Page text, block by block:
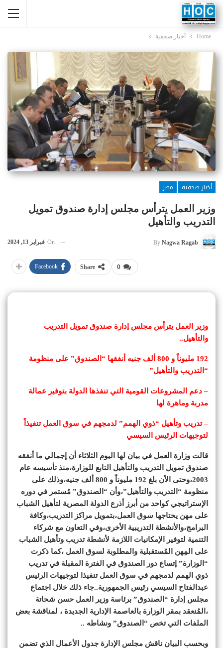
Home أخبار صحفية
أخبار صحفية
مصر
وزير العمل يترأس مجلس إدارة صندوق تمويل
التدريب والتأهيل
By Nagwa Ragab
On فبراير 13, 2024
0
Share
Facebook
وزير العمل يترأس مجلس إدارة صندوق تمويل التدريب
والتأهيل..
192 مليوناً و 800 ألف جنيه أنفقها “الصندوق” على منظومة
“التدريب والتأهيل”
– دعم المشروعات القومية التي تنفذها الدولة بتوفير عمالة
مدربة وماهرة لها
– تدريب وتأهيل “ذوي الهمم” لدمجهم في سوق العمل تنفيذاً
لتوجيهات الرئيس السيسي
قالت وزارة العمل في بيان لها اليوم الثلاثاء أن إجمالي ما أنفقه
صندوق تمويل التدريب والتأهيل التابع للوزارة،منذ تأسيسه عام
2003،وحتى الأن بلغ 192 مليوناً و 800 ألف جنيه،وذلك على
منظومة “التدريب والتأهيل”،وأن “الصندوق” مُستمر في دوره
الإستراتيجي كواحد من أبرز أذرع الدولة المصرية لتأهيل الشباب
على مهن يحتاجها سوق العمل،بتمويل مراكز التدريب،وكافة
البرامج،والأنشطة التدريبية الأخرى،وفي التعاون مع شركاء
التنمية لتوفير الإمكانيات اللازمة لأنشطة تدريب وتأهيل الشباب
على المِهن المُستقبلية والمطلوبة لسوق العمل ،كما ذكرت
“الوزارة” إتساع دور الصندوق في الفترة المقبلة في تدريب
ذوي الهمم لدمجهم في سوق العمل تنفيذا لتوجيهات الرئيس
عبدالفتاح السيسي رئيس الجمهورية..جاء ذلك خلال اجتماع
مجلس إدارة “الصندوق” برئاسة وزير العمل حسن شحاتة
،المُنعقد بمقر الوزارة بالعاصمة الإدارية الجديدة ، لمناقشة بعض
الملفات التي تخص “الصندوق” ونشاطه ..
وبحسب البيان ناقش مجلس الإدارة جدول الأعمال الذي تضمن